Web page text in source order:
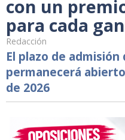
con un
para cada
Redacción
El plazo de
permanecerá
de 2026